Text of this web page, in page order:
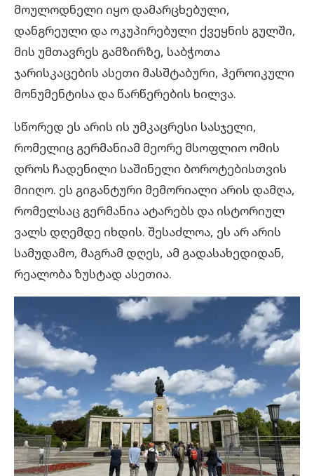
მოულოდნელი იყო დამარცხებული,
დანგრეული და ოკუპირებული ქვეყნის გულში,
მის უმთავრეს გამზირზე, საბჭოთა
ჯარისკაცების ასეთი მასშტაბური, ჰეროიკული
მონუმენტისა და წარწერების ხილვა.
სწორედ ეს არის ის უმკაცრესი სასჯელი,
რომელიც გერმანიამ მეორე მსოფლიო ომის
დროს ჩადენილი საშინელი ბოროტებისთვის
მიიღო. ეს გიგანტური მემორიალი არის დამღა,
რომელსაც გერმანია ატარებს და ისტორიულ
ვალს დღემდე იხდის. შესაძლოა, ეს არ არის
სამუდამო, მაგრამ დღეს, ამ გადასახედიდან,
რეალობა ზუსტად ასეთია.